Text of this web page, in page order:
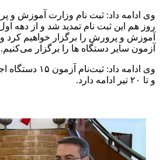
وی ادامه داد: ثبت نام وزارت آموزش و
روز هم این ثبت نام تمدید شد و از دهه
آموزش و پرورش را برگزار خواهیم کرد و
آزمون سایر دستگاه ها را برگزار می‌کنیم.
وی ادامه داد:
و تا ۲۰ تیر ادامه دارد.